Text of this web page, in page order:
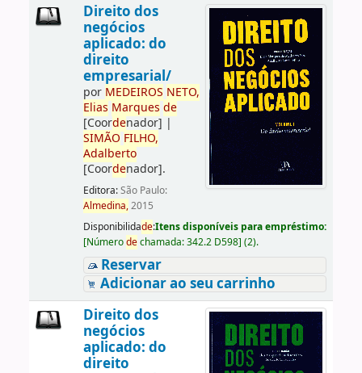
Direito dos
negócios
aplicado: do
direito
empresarial/
por MEDEIROS NETO,
Elias Marques de
[Coordenador] |
SIMÃO FILHO,
Adalberto
[Coordenador].
Editora:São Paulo:
Almedina,2015
Disponibilidade:Itens disponíveis para empréstimo:
[Númerodechamada:342.2 D598] (2).
Reservar
Adicionar ao seu carrinho
Direito dos
negócios
aplicado: do
direito